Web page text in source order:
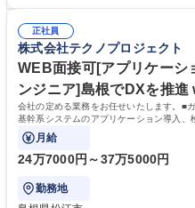
く、発生した場合は代休を取得し
ーションを回して対応しています。 募集職種 ★WEB面接可【SE/リーダ
ー】自社内開発/島根でDXを推進！
けるよう、部署間をローテーショ
■キャリア支援：役職にかかわらず
や個別相談で支援します。 学歴・資格 学歴：大学院 大学 高専 短大 専修
学校 高校 語学力： 資格：
正社員
株式会社テクノプロジェクト
WEB面接可[アプリケーシ
ンジニア]島根でDXを推進
会社の定める業務をお任せいたします。■
基幹系システムのアプリケーション導入、
の運用保守に携わっていただきます。
月給
24万7000円～37万5000円
勤務地